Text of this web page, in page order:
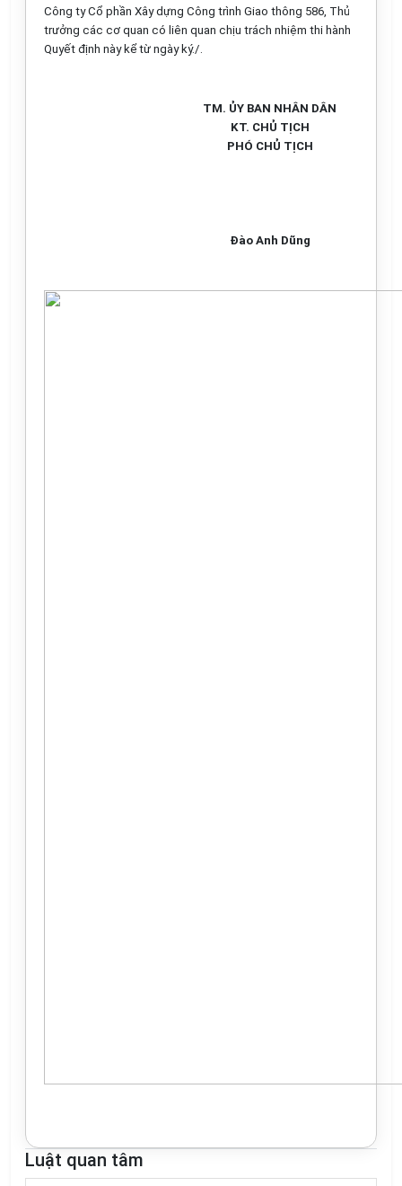
Công ty Cổ phần Xây dựng Công trình Giao thông 586, Thủ
trưởng các cơ quan có liên quan chịu trách nhiệm thi hành
Quyết định này kể từ ngày ký./.
TM. ỦY BAN NHÂN DÂN
KT. CHỦ TỊCH
PHÓ CHỦ TỊCH
Đào Anh Dũng
Luật quan tâm